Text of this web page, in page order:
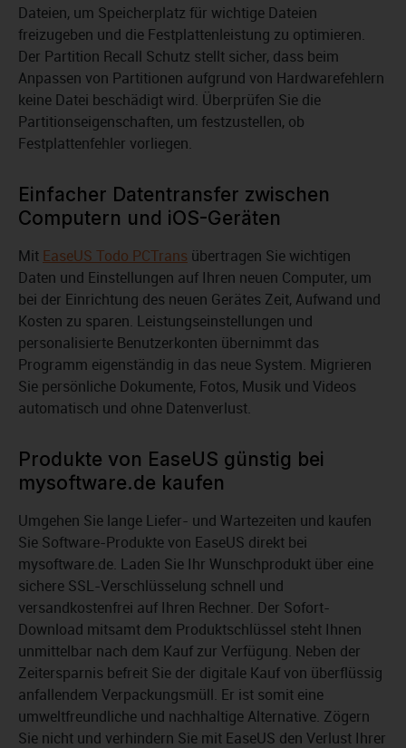
Dateien, um Speicherplatz für wichtige Dateien
freizugeben und die Festplattenleistung zu optimieren.
Der Partition Recall Schutz stellt sicher, dass beim
Anpassen von Partitionen aufgrund von Hardwarefehlern
keine Datei beschädigt wird. Überprüfen Sie die
Partitionseigenschaften, um festzustellen, ob
Festplattenfehler vorliegen.
Einfacher Datentransfer zwischen
Computern und iOS-Geräten
Mit EaseUS Todo PCTrans übertragen Sie wichtigen
Daten und Einstellungen auf Ihren neuen Computer, um
bei der Einrichtung des neuen Gerätes Zeit, Aufwand und
Kosten zu sparen. Leistungseinstellungen und
personalisierte Benutzerkonten übernimmt das
Programm eigenständig in das neue System. Migrieren
Sie persönliche Dokumente, Fotos, Musik und Videos
automatisch und ohne Datenverlust.
Produkte von EaseUS günstig bei
mysoftware.de kaufen
Umgehen Sie lange Liefer- und Wartezeiten und kaufen
Sie Software-Produkte von EaseUS direkt bei
mysoftware.de. Laden Sie Ihr Wunschprodukt über eine
sichere SSL-Verschlüsselung schnell und
versandkostenfrei auf Ihren Rechner. Der Sofort-
Download mitsamt dem Produktschlüssel steht Ihnen
unmittelbar nach dem Kauf zur Verfügung. Neben der
Zeitersparnis befreit Sie der digitale Kauf von überflüssig
anfallendem Verpackungsmüll. Er ist somit eine
umweltfreundliche und nachhaltige Alternative. Zögern
Sie nicht und verhindern Sie mit EaseUS den Verlust Ihrer